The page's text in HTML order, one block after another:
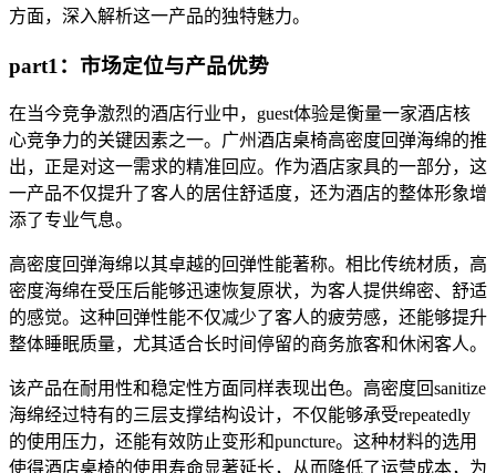
方面，深入解析这一产品的独特魅力。
part1：市场定位与产品优势
在当今竞争激烈的酒店行业中，guest体验是衡量一家酒店核
心竞争力的关键因素之一。广州酒店桌椅高密度回弹海绵的推
出，正是对这一需求的精准回应。作为酒店家具的一部分，这
一产品不仅提升了客人的居住舒适度，还为酒店的整体形象增
添了专业气息。
高密度回弹海绵以其卓越的回弹性能著称。相比传统材质，高
密度海绵在受压后能够迅速恢复原状，为客人提供绵密、舒适
的感觉。这种回弹性能不仅减少了客人的疲劳感，还能够提升
整体睡眠质量，尤其适合长时间停留的商务旅客和休闲客人。
该产品在耐用性和稳定性方面同样表现出色。高密度回sanitize
海绵经过特有的三层支撑结构设计，不仅能够承受repeatedly
的使用压力，还能有效防止变形和puncture。这种材料的选用
使得酒店桌椅的使用寿命显著延长，从而降低了运营成本，为